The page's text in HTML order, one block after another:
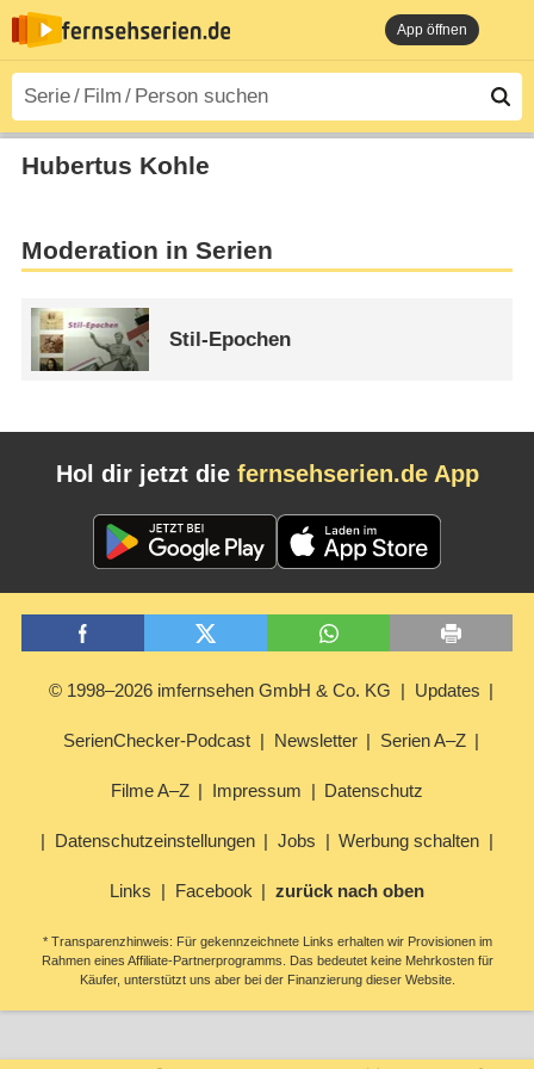
App öffnen
Hubertus Kohle
Moderation in Serien
Stil-Epochen
Hol dir jetzt die fernsehserien.de App
© 1998–2026 imfernsehen GmbH & Co. KG Updates
SerienChecker-Podcast Newsletter Serien A–Z
Filme A–Z Impressum Datenschutz
Datenschutzeinstellungen Jobs Werbung schalten
Links Facebook zurück nach oben
* Transparenzhinweis: Für gekennzeichnete Links erhalten wir Provisionen im
Rahmen eines Affiliate-Partnerprogramms. Das bedeutet keine Mehrkosten für
Käufer, unterstützt uns aber bei der Finanzierung dieser Website.